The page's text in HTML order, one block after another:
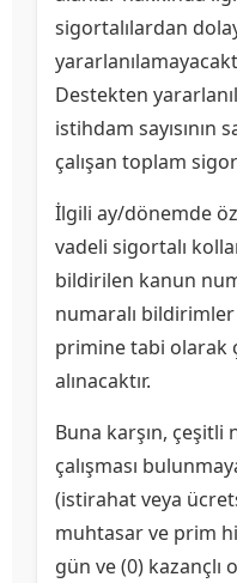
sigortalılardan
Destekten
istihdam sayısının
çalışan toplam
İlgili ay/dönemde
vadeli sigortalı
bildirilen kanun
numaralı
primine tabi olarak
alınacaktır.
Buna karşın, çeşitli
çalışması
(istirahat veya
muhtasar ve prim
gün ve (0) kazançlı